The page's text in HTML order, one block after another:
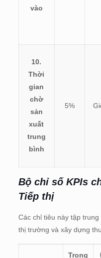
vào
10.
Thời
gian
chờ
sản
xuất
trung
bình
5%
Bộ chỉ số KPIs
Tiếp thị
Các chỉ tiêu này tập
thị trường và xây dựng
Trọng